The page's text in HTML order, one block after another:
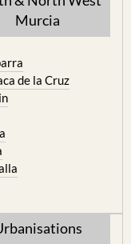
Murcia
de la Cruz